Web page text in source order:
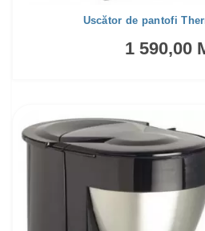
Uscător de pantofi
1 590,00